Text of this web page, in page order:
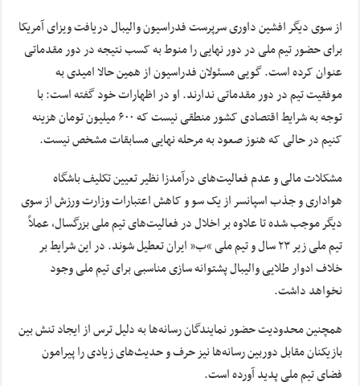
از سوی دیگر افشین داوری سرپرست فدراسیون والیبال دریافت ویزای آمریکا
برای حضور تیم ملی در دور نهایی را منوط به کسب نتیجه در دور مقدماتی
عنوان کرده است. گویی مسئولان فدراسیون از همین حالا امیدی به
موفقیت تیم در دور مقدماتی ندارند. او در اظهارات خود گفته است: با
توجه به شرایط اقتصادی کشور منطقی نیست که ۶۰۰ میلیون تومان هزینه
کنیم در حالی که هنوز صعود به مرحله نهایی مسابقات مشخص نیست.
مشکلات مالی و عدم فعالیت‌های درآمدزا نظیر تعیین تکلیف باشگاه
هواداری و جذب اسپانسر از یک سو و کاهش اعتبارات وزارت ورزش از سوی
دیگر موجب شده تا علاوه بر اخلال در فعالیت‌های تیم ملی بزرگسال، عملاً
تیم ملی زیر ۲۳ سال و تیم ملی “
ب”ایران تعطیل شوند. در این شرایط بر
خلاف ادوار طلایی والیبال پشتوانه سازی مناسبی برای تیم ملی وجود
نخواهد داشت.
همچنین محدودیت حضور نمایندگان رسانه‌ها به دلیل ترس از ایجاد تنش بین
بازیکنان مقابل دوربین رسانه‌ها نیز حرف و حدیث‌های زیادی را پیرامون
فضای تیم ملی پدید آورده است.